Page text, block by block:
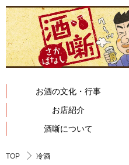
お酒の文化・行事
お店紹介
酒噺について
TOP 冷酒